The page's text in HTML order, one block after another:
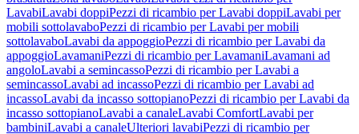
LavabiLavabi doppiPezzi di ricambio per Lavabi doppiLavabi per
mobili sottolavaboPezzi di ricambio per Lavabi per mobili
sottolavaboLavabi da appoggioPezzi di ricambio per Lavabi da
appoggioLavamaniPezzi di ricambio per LavamaniLavamani ad
angoloLavabi a semincassoPezzi di ricambio per Lavabi a
semincassoLavabi ad incassoPezzi di ricambio per Lavabi ad
incassoLavabi da incasso sottopianoPezzi di ricambio per Lavabi da
incasso sottopianoLavabi a canaleLavabi ComfortLavabi per
bambiniLavabi a canaleUlteriori lavabiPezzi di ricambio per